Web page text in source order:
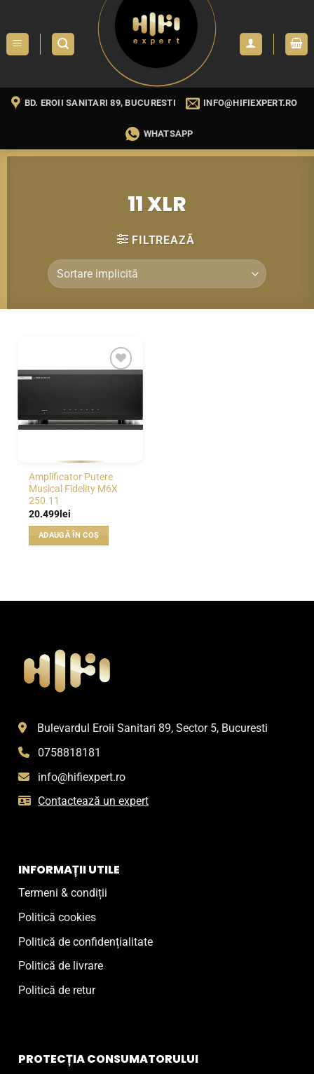
content
BD. EROII SANITARI 89, BUCURESTI INFO@HIFIEXPERT.RO
WHATSAPP
11 XLR
FILTREAZĂ
Amplificator Putere
Musical Fidelity M6X
250.11
20.499lei
ADAUGĂ ÎN COȘ
Bulevardul Eroii Sanitari 89, Sector 5, Bucuresti
0758818181
info@hifiexpert.ro
Contactează un expert
INFORMAȚII UTILE
Termeni & condiții
Politică cookies
Politică de confidențialitate
Politică de livrare
Politică de retur
PROTECȚIA CONSUMATORULUI